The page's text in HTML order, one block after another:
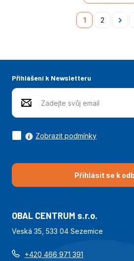
1 2
Přihlášení k Newsletteru
Přihlásit se k
Zobrazit podmínky
OBAL CENTRUM s.r.o.
Veská 35, 533 04 Sezemice
+420 466 971 391